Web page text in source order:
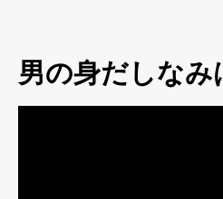
男の身だしなみ